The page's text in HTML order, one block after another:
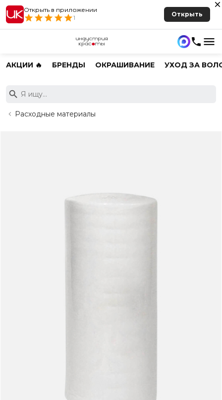
Открыть в приложении
1
Открыть
АКЦИИ 🔥 БРЕНДЫ ОКРАШИВАНИЕ УХОД ЗА
Расходные материалы